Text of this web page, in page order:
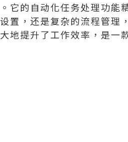
它的自动化任务处理功能
置，还是复杂的流程管理
地提升了工作效率，是一